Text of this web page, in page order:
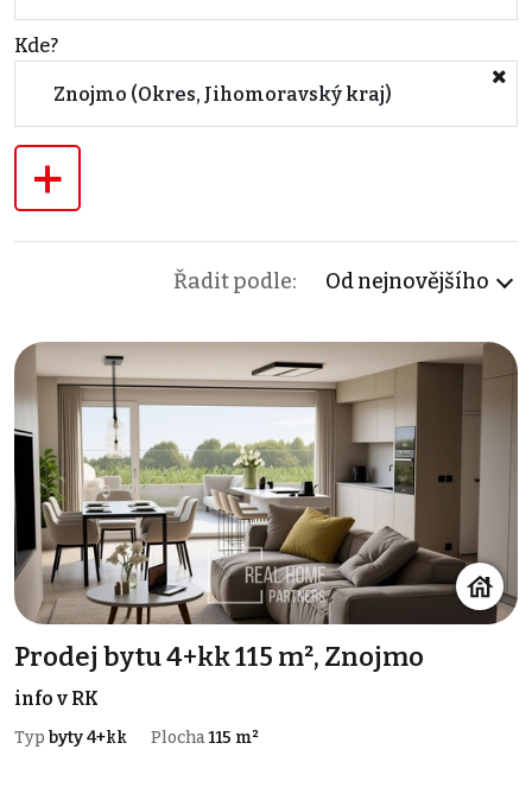
Kde?
Znojmo (Okres, Jihomoravský kraj)
+
Řadit podle: Od nejnovějšího
Prodej bytu 4+kk 115 m², Znojmo
info v RK
Typ byty 4+kk Plocha115 m²